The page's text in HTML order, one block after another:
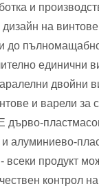
и
на
до
единични
двойни
и варели за
дърво-
алуминиево-
всеки продукт
контрол